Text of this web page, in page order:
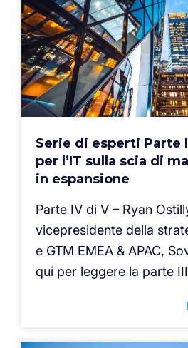
Serie di esperti Parte
per l’IT sulla scia di
in espansione
Parte IV di V – Ryan
vicepresidente della
e GTM EMEA & APAC,
qui per leggere la parte